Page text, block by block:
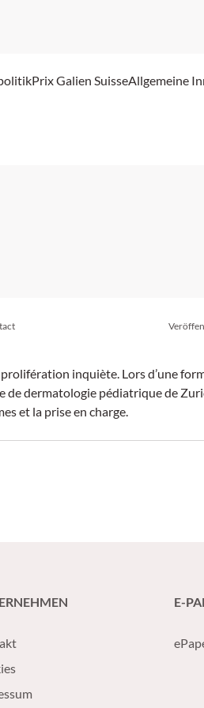
Prix Galien SuisseAllgemeine
inquiète. Lors d’une
de dermatologie pédiatrique de
et la prise en charge.
E-